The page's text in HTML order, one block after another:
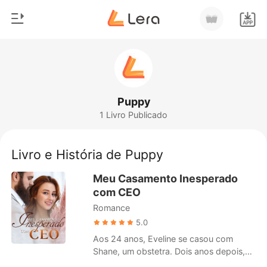
Baixar App
Lobisomem
Romance
Bilionários
Ranking
Puppy
1 Livro Publicado
Livro e História de Puppy
Meu Casamento Inesperado
com CEO
Romance
5.0
Aos 24 anos, Eveline se casou com
Shane, um obstetra. Dois anos depois,